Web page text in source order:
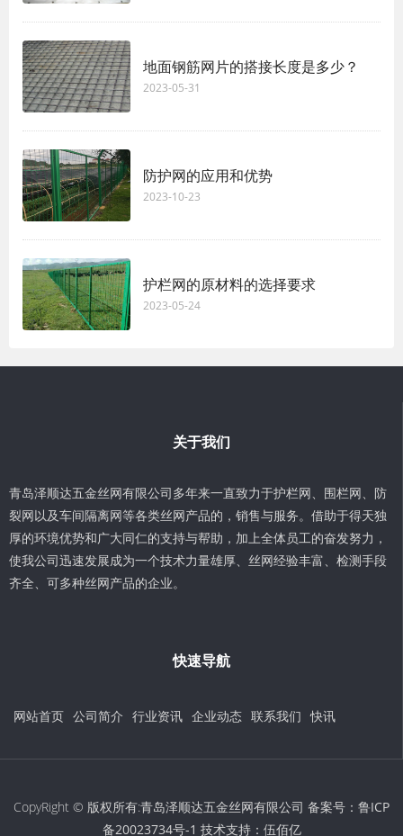
地面钢筋网片的搭接长度是多少？
2023-05-31
防护网的应用和优势
2023-10-23
护栏网的原材料的选择要求
2023-05-24
关于我们
青岛泽顺达五金丝网有限公司多年来一直致力于护栏网、围栏网、防
裂网以及车间隔离网等各类丝网产品的，销售与服务。借助于得天独
厚的环境优势和广大同仁的支持与帮助，加上全体员工的奋发努力，
使我公司迅速发展成为一个技术力量雄厚、丝网经验丰富、检测手段
齐全、可多种丝网产品的企业。
快速导航
网站首页 公司简介 行业资讯 企业动态 联系我们 快讯
CopyRight © 版权所有:青岛泽顺达五金丝网有限公司 备案号： 鲁ICP
备20023734号-1 技术支持： 伍佰亿